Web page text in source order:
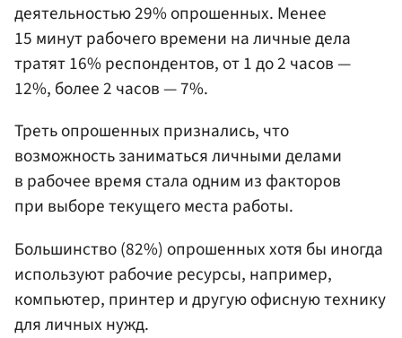
деятельностью 29% опрошенных. Менее
15 минут рабочего времени на личные дела
тратят 16% респондентов, от 1 до 2 часов —
12%, более 2 часов — 7%.
Треть опрошенных признались, что
возможность заниматься личными делами
в рабочее время стала одним из факторов
при выборе текущего места работы.
Большинство (82%) опрошенных хотя бы иногда
используют рабочие ресурсы, например,
компьютер, принтер и другую офисную технику
для личных нужд.